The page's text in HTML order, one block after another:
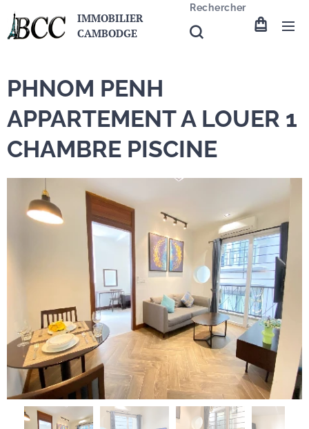
IMMOBILIER
CAMBODGE
Rechercher
PHNOM PENH
APPARTEMENT A LOUER 1
CHAMBRE PISCINE